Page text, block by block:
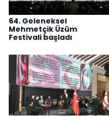
64. Geleneksel
Mehmetçik Üzüm
Festivali başladı